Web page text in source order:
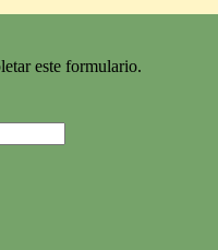
este formulario.